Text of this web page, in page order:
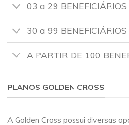
03 a 29 BENEFICIÁRIOS
30 a 99 BENEFICIÁRIOS
A PARTIR DE 100
PLANOS GOLDEN CROSS
A Golden Cross possui diversas